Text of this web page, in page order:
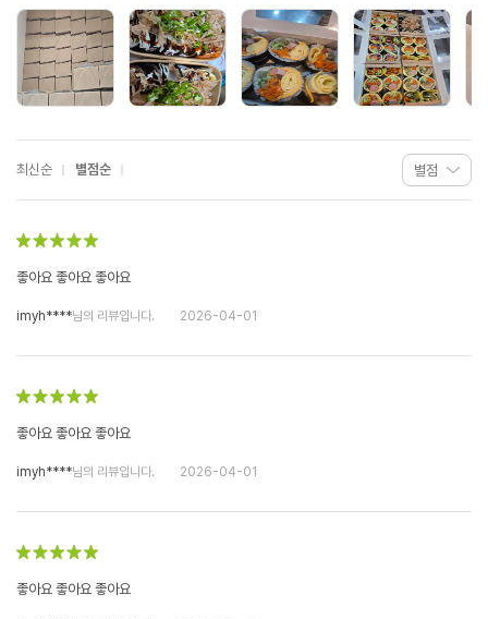
최신순 별점순
좋아요 좋아요 좋아요
imyh****님의 리뷰입니다. 2026-04-01
좋아요 좋아요 좋아요
imyh****님의 리뷰입니다. 2026-04-01
좋아요 좋아요 좋아요